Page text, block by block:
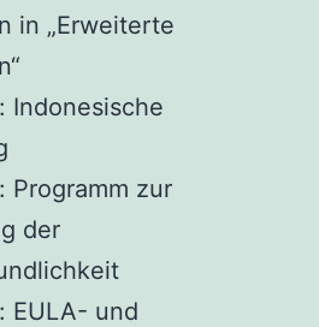
in „Erweiterte
Indonesische
Programm zur
der
EULA- und